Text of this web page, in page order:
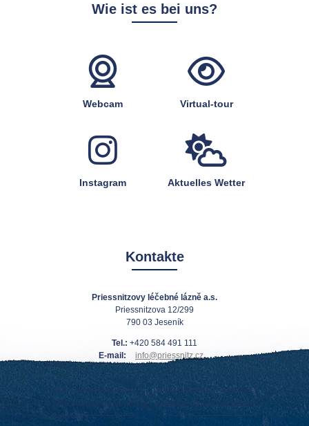
Wie ist es bei uns?
Webcam Virtual-tour
Instagram Aktuelles Wetter
Kontakte
Priessnitzovy léčebné lázně a.s.
Priessnitzova 12/299
790 03 Jeseník
Tel.: +420 584 491 111
E-mail:
info@priessnitz.cz
Wie erreichen Sie uns Kontakte an der Rezeption